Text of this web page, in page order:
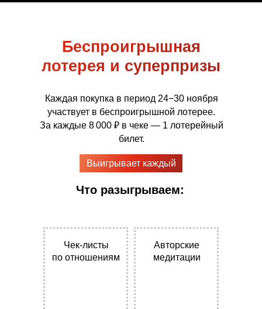
Выигрывает каждый
Каждая покупка в период 24−30 ноября
участвует в беспроигрышной лотерее.
За каждые 8 000 ₽ в чеке — 1 лотерейный
билет.
Беспроигрышная
лотерея и суперпризы
Что разыгрываем:
Чек-листы
по отношениям
Авторские
медитации